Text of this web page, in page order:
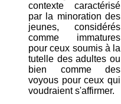
contexte caractérisé
par la minoration des
jeunes, considérés
comme immatures
pour ceux soumis à la
tutelle des adultes ou
bien comme des
voyous pour ceux qui
voudraient s'affirmer.